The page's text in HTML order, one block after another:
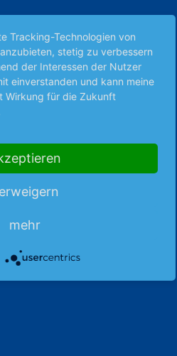
Tracking-Technologien von
stetig zu verbessern
der Interessen der Nutzer
einverstanden und kann meine
Wirkung für die Zukunft
mehr